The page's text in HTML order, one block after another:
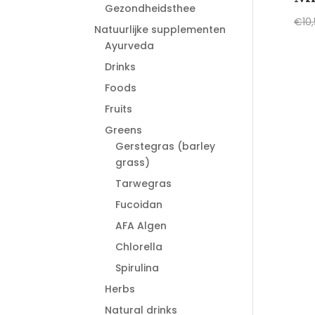
€
Gezondheidsthee
Natuurlijke supplementen
Ayurveda
Drinks
Foods
Fruits
Greens
Gerstegras (barley
grass)
Tarwegras
Fucoidan
AFA Algen
Chlorella
Spirulina
Herbs
Natural drinks